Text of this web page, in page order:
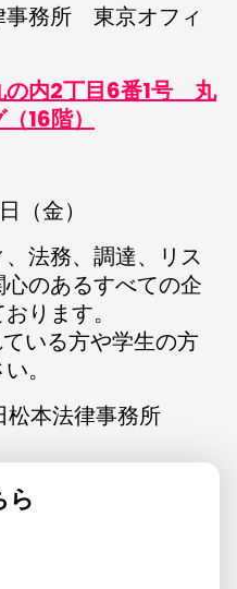
事務所 東京オフィ
の内2丁目6番1号 丸
16階）
（金）
法務、調達、リス
のあるすべての企
ります。
いる方や学生の方
。
本法律事務所
ら